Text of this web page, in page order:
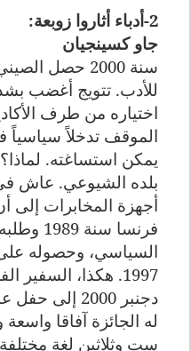
2-أدباء أثاروا زوبعة:
جاو كسينجيان
سنة 2000 حصل
للأدب. تتويج أغضب
اختياره من طرف
الموقف تدخلاً سياسياً
يمكن استساغته.
بلده الشيوعي. عاش
أجهزة المخابرات إلى
فرنسا
السياسي، وحصوله
دجنبر 2000
له الجائزة آفاقا
ست وثلاثين لغة